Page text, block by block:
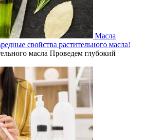
Масла
свойства растительного масла!
масла Проведем глубокий